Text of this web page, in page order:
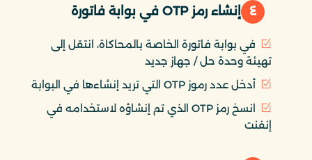
٤ إنشاء رمز OTP في بوابة فاتورة
في بوابة فاتورة الخاصة بالمحاكاة، انتقل إلى
تهيئة وحدة حل / جهاز جديد
أدخل عدد رموز OTP التي تريد إنشاءها في البوابة
انسخ رمز OTP الذي تم إنشاؤه لاستخدامه في
إنفنت